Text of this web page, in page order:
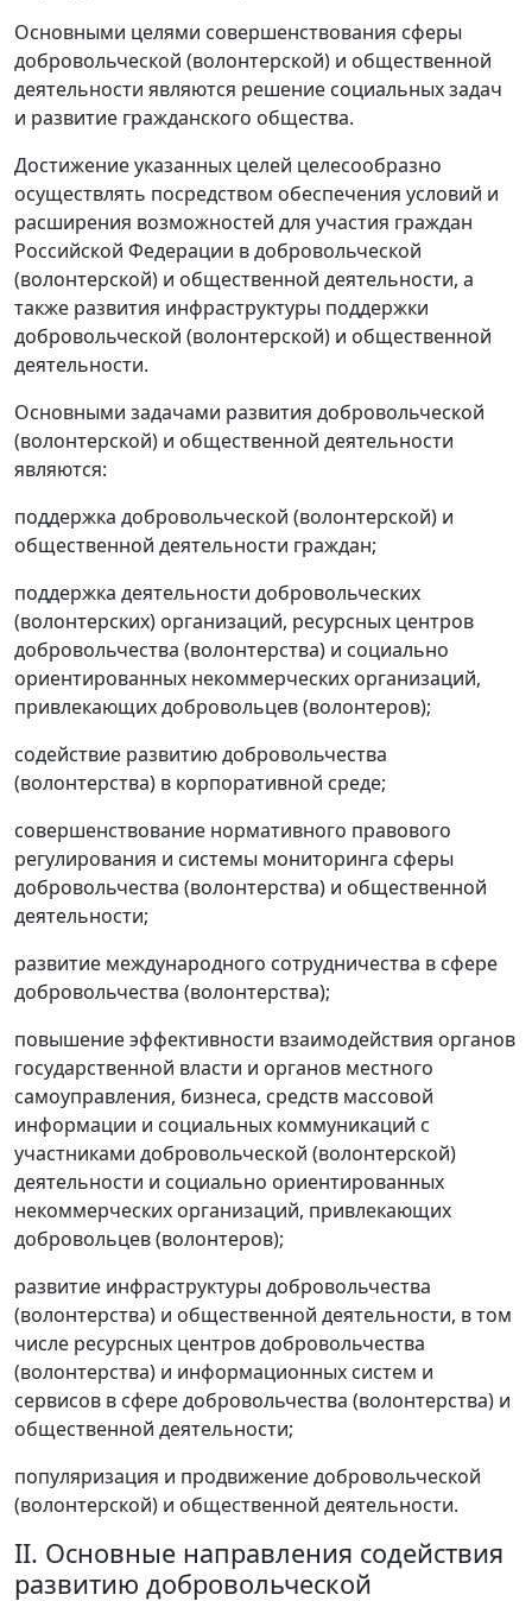
Основными целями совершенствования сферы
добровольческой (волонтерской) и общественной
деятельности являются решение социальных задач
и развитие гражданского общества.
Достижение указанных целей целесообразно
осуществлять посредством обеспечения условий и
расширения возможностей для участия граждан
Российской Федерации в добровольческой
(волонтерской) и общественной деятельности, а
также развития инфраструктуры поддержки
добровольческой (волонтерской) и общественной
деятельности.
Основными задачами развития добровольческой
(волонтерской) и общественной деятельности
являются:
поддержка добровольческой (волонтерской) и
общественной деятельности граждан;
поддержка деятельности добровольческих
(волонтерских) организаций, ресурсных центров
добровольчества (волонтерства) и социально
ориентированных некоммерческих организаций,
привлекающих добровольцев (волонтеров);
содействие развитию добровольчества
(волонтерства) в корпоративной среде;
совершенствование нормативного правового
регулирования и системы мониторинга сферы
добровольчества (волонтерства) и общественной
деятельности;
развитие международного сотрудничества в сфере
добровольчества (волонтерства);
повышение эффективности взаимодействия органов
государственной власти и органов местного
самоуправления, бизнеса, средств массовой
информации и социальных коммуникаций с
участниками добровольческой (волонтерской)
деятельности и социально ориентированных
некоммерческих организаций, привлекающих
добровольцев (волонтеров);
развитие инфраструктуры добровольчества
(волонтерства) и общественной деятельности, в том
числе ресурсных центров добровольчества
(волонтерства) и информационных систем и
сервисов в сфере добровольчества (волонтерства) и
общественной деятельности;
популяризация и продвижение добровольческой
(волонтерской) и общественной деятельности.
II. Основные направления содействия
развитию добровольческой